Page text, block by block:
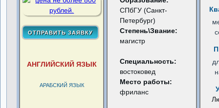
АНГЛИЙСКИЙ ЯЗЫК
АРАБСКИЙ ЯЗЫК
СПбГУ (Санкт-
Петербург)
Степень\Звание:
магистр
Специальность:
востоковед
Место работы:
фриланс